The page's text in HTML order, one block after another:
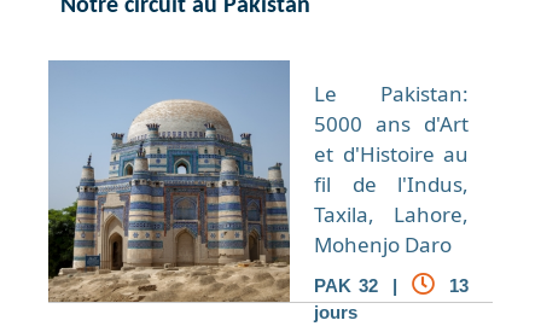
Notre circuit au Pakistan
Le Pakistan:
5000 ans d'Art
et d'Histoire au
fil de l'Indus,
Taxila, Lahore,
Mohenjo Daro
PAK 32 |
13
jours